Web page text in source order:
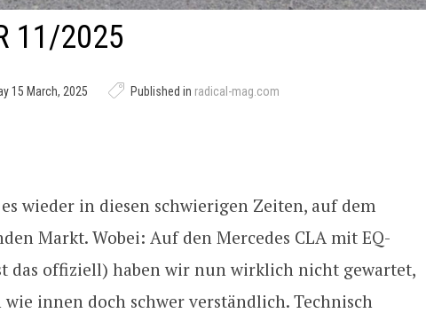
11/2025
15 March, 2025 Published in radical-mag.com
wieder in diesen schwierigen Zeiten, auf dem
Markt. Wobei: Auf den Mercedes CLA mit EQ-
das offiziell) haben wir nun wirklich nicht gewartet,
wie innen doch schwer verständlich. Technisch